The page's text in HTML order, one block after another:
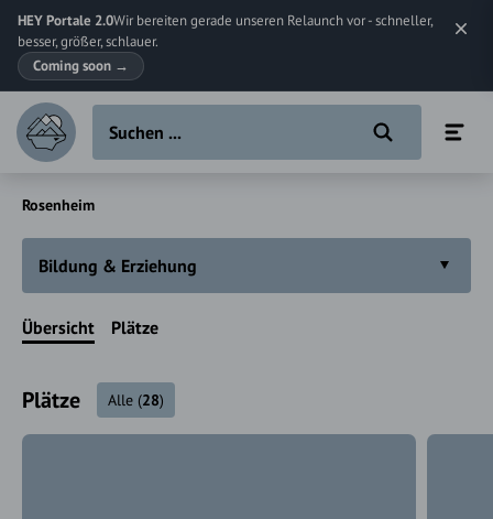
HEY Portale 2.0Wir bereiten gerade unseren Relaunch vor - schneller,
besser, größer, schlauer.
Coming soon →
Rosenheim
Bildung & Erziehung
Übersicht Plätze
Plätze Alle (28)